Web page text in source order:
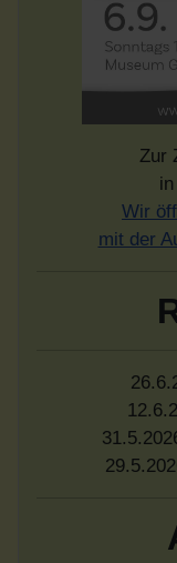
Zur
Wir
mit der